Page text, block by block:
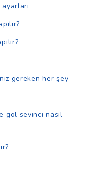
gereken her şey
gol sevinci nasıl